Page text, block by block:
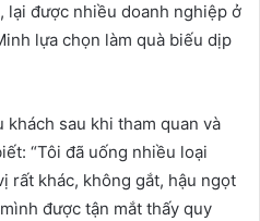
lại được nhiều doanh nghiệp ở
lựa chọn làm quà biếu dịp
sau khi tham quan và
“Tôi đã uống nhiều loại
rất khác, không gắt, hậu ngọt
được tận mắt thấy quy